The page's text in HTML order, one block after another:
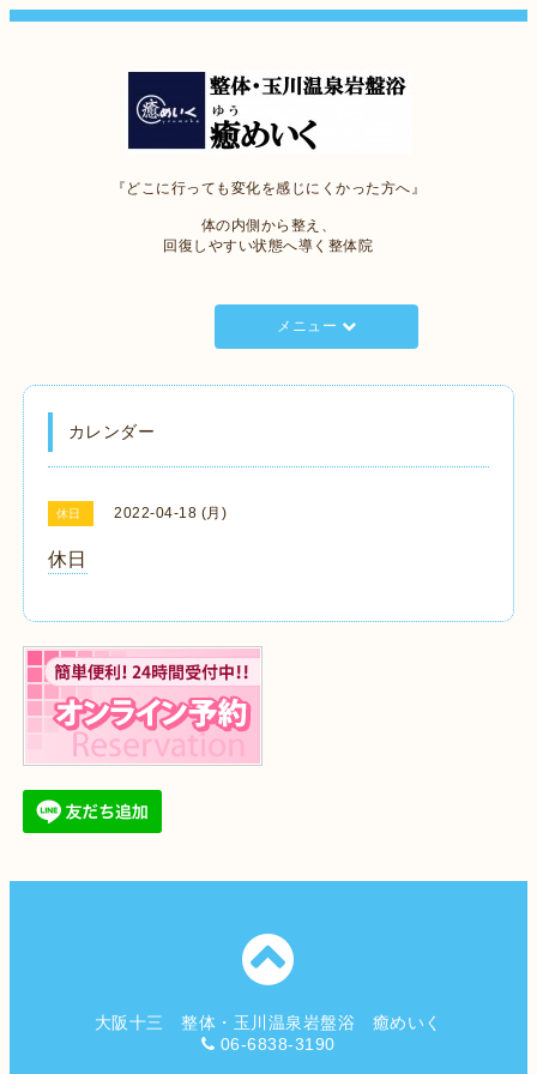
『どこに行っても変化を感じにくかった方へ』
体の内側から整え、
回復しやすい状態へ導く整体院
メニュー
カレンダー
休日 2022-04-18 (月)
休日
大阪十三 整体・玉川温泉岩盤浴 癒めいく
06-6838-3190